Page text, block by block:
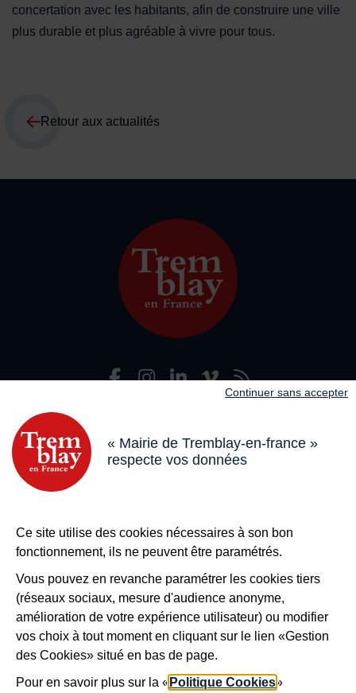
« Mairie de Tremblay-en-france »
respecte vos données
Ce site utilise des cookies nécessaires à son bon
fonctionnement, ils ne peuvent être paramétrés.
Vous pouvez en revanche paramétrer les cookies tiers
(réseaux sociaux, mesure d'audience anonyme,
amélioration de votre expérience utilisateur) ou modifier
vos choix à tout moment en cliquant sur le lien «Gestion
des Cookies» situé en bas de page.
Pour en savoir plus sur la « Politique Cookies»
Continuer sans accepter
concertation avec les habitants, afin de construire une ville
plus durable et plus agréable à vivre pour tous.
Retour aux actualités
Nous suivre
Facebook
InstagramLinkedIn
Adresse dans le pied de page
18 boulevard de l’Hôtel de Ville, 93290 Tremblay-en-France
Horaires
Du lundi au vendredi de 8h30 à 12h et de 13h à 17h
Le samedi de 8h30 à 12h
Bouton contacterNous contacter
Plus deTremblay !
S’inscrire à la newsletter
Nos autres sites